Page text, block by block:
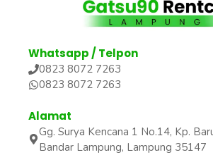
Whatsapp / Telpon
0823 8072 7263
0823 8072 7263
Alamat
Gg. Surya Kencana 1 No.14, Kp.
Bandar Lampung, Lampung 35147